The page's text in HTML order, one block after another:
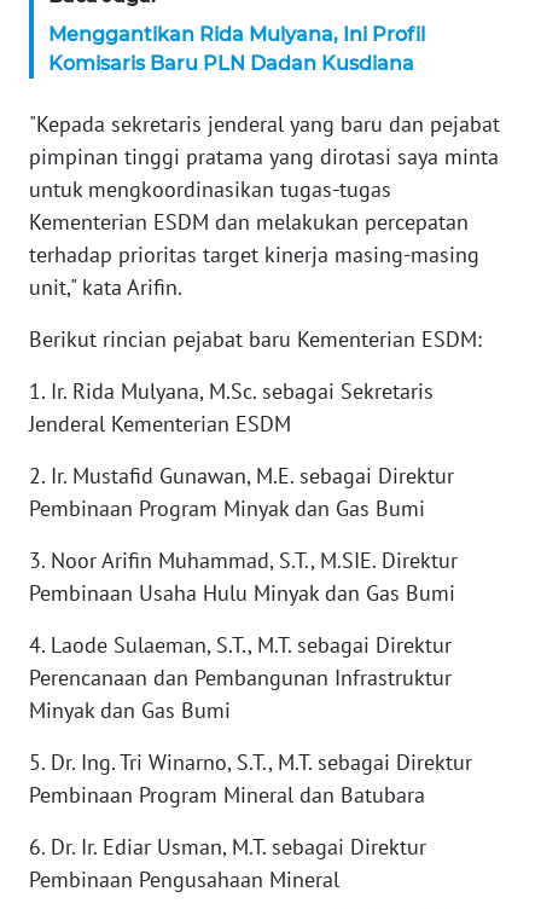
Menggantikan Rida Mulyana, Ini Profil
Komisaris Baru PLN Dadan Kusdiana
"Kepada sekretaris jenderal yang baru dan pejabat
pimpinan tinggi pratama yang dirotasi saya minta
untuk mengkoordinasikan tugas-tugas
Kementerian ESDM dan melakukan percepatan
terhadap prioritas target kinerja masing-masing
unit," kata Arifin.
Berikut rincian pejabat baru Kementerian ESDM:
1. Ir. Rida Mulyana, M.Sc. sebagai Sekretaris
Jenderal Kementerian ESDM
2. Ir. Mustafid Gunawan, M.E. sebagai Direktur
Pembinaan Program Minyak dan Gas Bumi
3. Noor Arifin Muhammad, S.T., M.SIE. Direktur
Pembinaan Usaha Hulu Minyak dan Gas Bumi
4. Laode Sulaeman, S.T., M.T. sebagai Direktur
Perencanaan dan Pembangunan Infrastruktur
Minyak dan Gas Bumi
5. Dr. Ing. Tri Winarno, S.T., M.T. sebagai Direktur
Pembinaan Program Mineral dan Batubara
6. Dr. Ir. Ediar Usman, M.T. sebagai Direktur
Pembinaan Pengusahaan Mineral
WN
WN
RIAU
WN
SERAMBI
WN
WN
SULTRA
NTB
SULTENG
WN
WN
WN